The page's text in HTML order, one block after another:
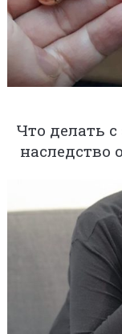
Что делать
наследство